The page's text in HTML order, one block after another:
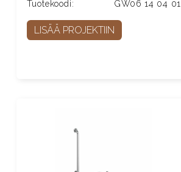
Tuotekoodi:
GW06 14 04 01
LISÄÄ PROJEKTIIN